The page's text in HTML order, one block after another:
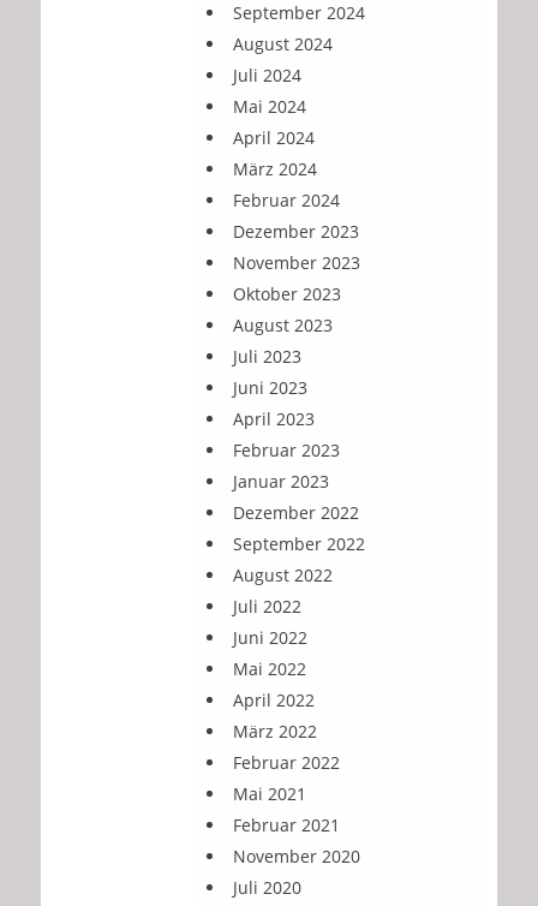
September 2024
August 2024
Juli 2024
Mai 2024
April 2024
März 2024
Februar 2024
Dezember 2023
November 2023
Oktober 2023
August 2023
Juli 2023
Juni 2023
April 2023
Februar 2023
Januar 2023
Dezember 2022
September 2022
August 2022
Juli 2022
Juni 2022
Mai 2022
April 2022
März 2022
Februar 2022
Mai 2021
Februar 2021
November 2020
Juli 2020